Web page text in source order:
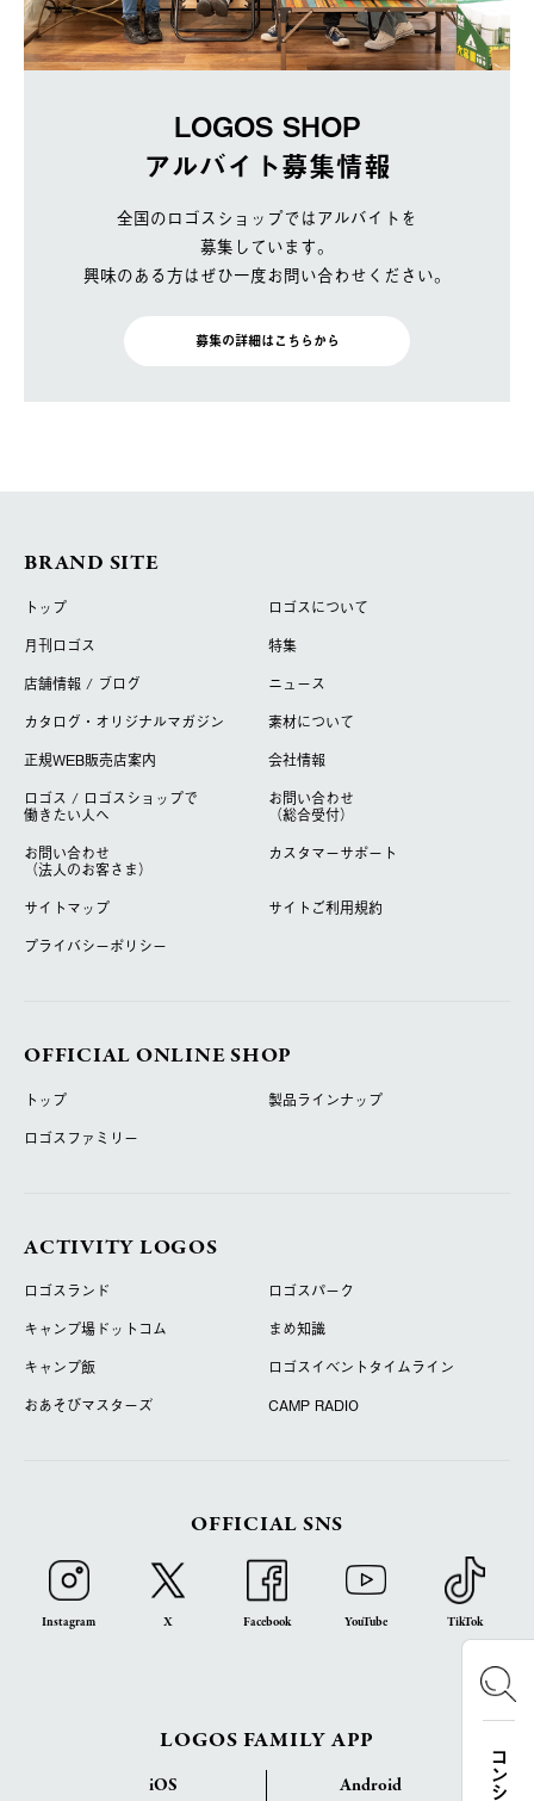
LOGOS SHOP
アルバイト募集情報
全国のロゴスショップではアルバイトを
募集しています。
興味のある方はぜひ一度お問い合わせください。
募集の詳細はこちらから
BRAND SITE
トップ
ロゴスについて
月刊ロゴス
特集
店舗情報 / ブログ
ニュース
カタログ・オリジナルマガジン
素材について
正規WEB販売店案内
会社情報
ロゴス / ロゴスショップで
働きたい人へ
お問い合わせ
（総合受付）
お問い合わせ
（法人のお客さま）
カスタマーサポート
サイトマップ
サイトご利用規約
プライバシーポリシー
OFFICIAL ONLINE SHOP
トップ
製品ラインナップ
ロゴスファミリー
ACTIVITY LOGOS
ロゴスランド
ロゴスパーク
キャンプ場ドットコム
まめ知識
キャンプ飯
ロゴスイベントタイムライン
おあそびマスターズ
CAMP RADIO
OFFICIAL SNS
Instagram X Facebook YouTube TikTok
LOGOS FAMILY APP
iOS Android